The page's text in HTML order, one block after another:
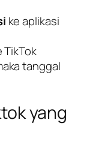
ke aplikasi
TikTok
tanggal
yang